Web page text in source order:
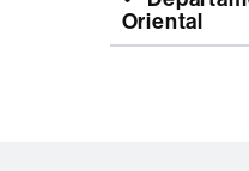
Oriental